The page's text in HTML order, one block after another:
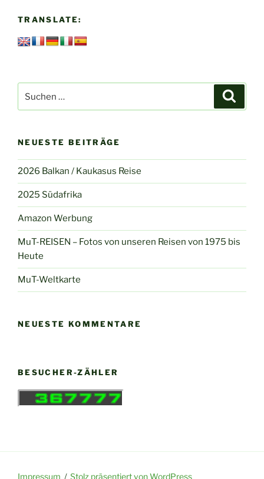
TRANSLATE:
nach:
NEUESTE BEITRÄGE
2026 Balkan / Kaukasus Reise
2025 Südafrika
Amazon Werbung
MuT-REISEN – Fotos von unseren Reisen von 1975 bis
Heute
MuT-Weltkarte
NEUESTE KOMMENTARE
BESUCHER-ZÄHLER
Impressum Stolz präsentiert von WordPress